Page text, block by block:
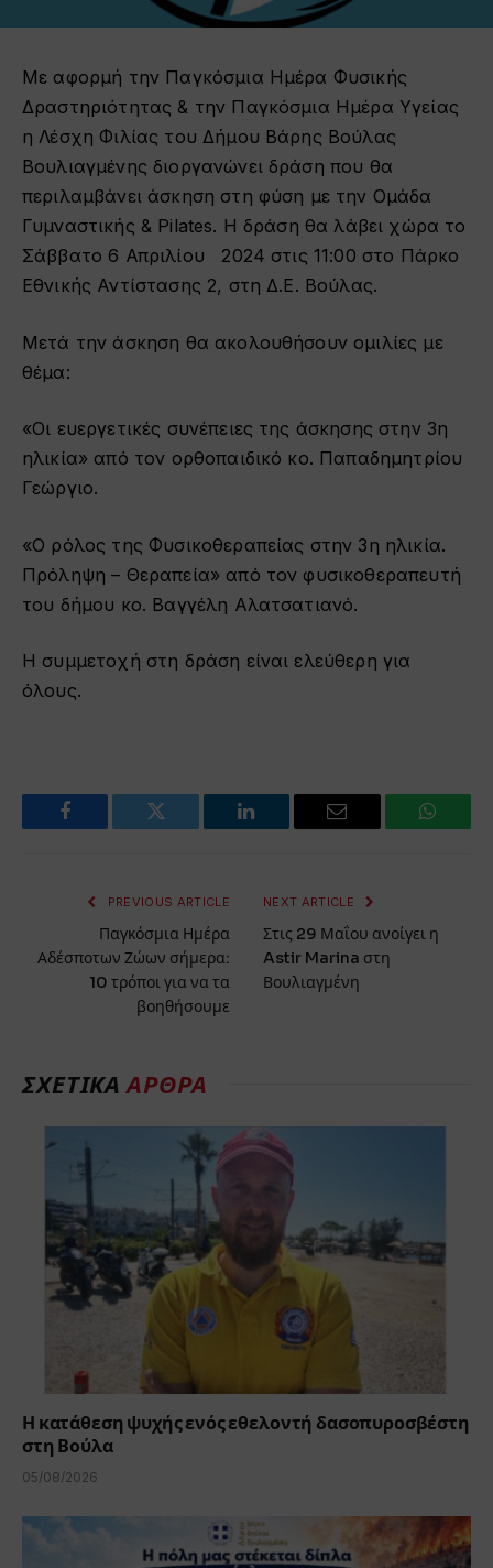
Με αφορμή την Παγκόσμια Ημέρα Φυσικής
Δραστηριότητας & την Παγκόσμια Ημέρα Υγείας
η Λέσχη Φιλίας του Δήμου Βάρης Βούλας
Βουλιαγμένης διοργανώνει δράση που θα
περιλαμβάνει άσκηση στη φύση με την Ομάδα
Γυμναστικής & Pilates. Η δράση θα λάβει χώρα το
Σάββατο 6 Απριλίου 2024 στις 11:00 στο Πάρκο
Εθνικής Αντίστασης 2, στη Δ.Ε. Βούλας.
Μετά την άσκηση θα ακολουθήσουν ομιλίες με
θέμα:
«Οι ευεργετικές συνέπειες της άσκησης στην 3η
ηλικία» από τον ορθοπαιδικό κο. Παπαδημητρίου
Γεώργιο.
«Ο ρόλος της Φυσικοθεραπείας στην 3η ηλικία.
Πρόληψη – Θεραπεία» από τον φυσικοθεραπευτή
του δήμου κο. Βαγγέλη Αλατσατιανό.
Η συμμετοχή στη δράση είναι ελεύθερη για
όλους.
Facebook Twitter LinkedIn Email
PREVIOUS ARTICLE
Παγκόσμια Ημέρα
Αδέσποτων Ζώων σήμερα:
10 τρόποι για να τα
βοηθήσουμε
NEXT ARTICLE
Στις 29 Μαΐου ανοίγει η
Astir Marina στη
Βουλιαγμένη
ΣΧΕΤΙΚΆΆΡΘΡΑ
Η κατάθεση ψυχής ενός εθελοντή δασοπυροσβέστη
στη Βούλα
05/08/2026